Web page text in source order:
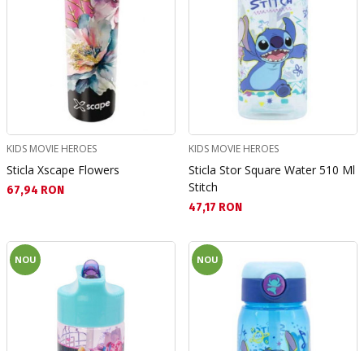
KIDS MOVIE HEROES
Sticla Xscape Flowers
Текуща цена:
67,94 RON
KIDS MOVIE HEROES
Sticla Stor Square Water 510 Ml
Stitch
Текуща цена:
47,17 RON
NOU NOU